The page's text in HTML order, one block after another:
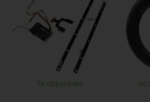
74 disponibles